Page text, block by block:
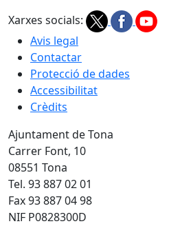
Xarxes socials:
Avis legal
Contactar
Protecció de dades
Accessibilitat
Crèdits
Ajuntament de Tona
Carrer Font, 10
08551 Tona
Tel. 93 887 02 01
Fax 93 887 04 98
NIF P0828300D